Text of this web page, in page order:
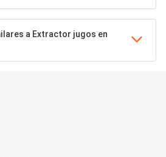
a Extractor jugos en